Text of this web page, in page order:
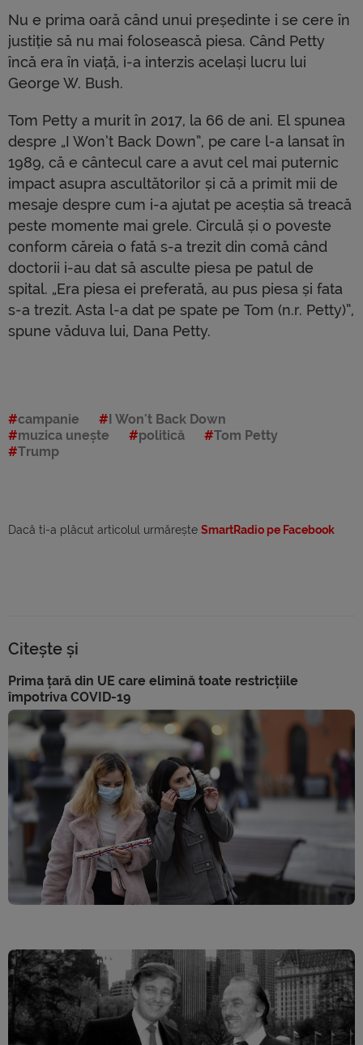
Nu e prima oară când unui președinte i se cere în
justiție să nu mai folosească piesa. Când Petty
încă era în viață, i-a interzis același lucru lui
George W. Bush.
Tom Petty a murit în 2017, la 66 de ani. El spunea
despre „I Won’t Back Down”, pe care l-a lansat în
1989, că e cântecul care a avut cel mai puternic
impact asupra ascultătorilor și că a primit mii de
mesaje despre cum i-a ajutat pe aceștia să treacă
peste momente mai grele. Circulă și o poveste
conform căreia o fată s-a trezit din comă când
doctorii i-au dat să asculte piesa pe patul de
spital. „Era piesa ei preferată, au pus piesa și fata
s-a trezit. Asta l-a dat pe spate pe Tom (n.r. Petty)”,
spune văduva lui, Dana Petty.
campanie
I Won't Back Down
muzica unește
politică
Tom Petty
Trump
Dacă ti-a plăcut articolul urmărește SmartRadio pe Facebook
Citește și
Prima țară din UE care elimină toate restricțiile
împotriva COVID-19